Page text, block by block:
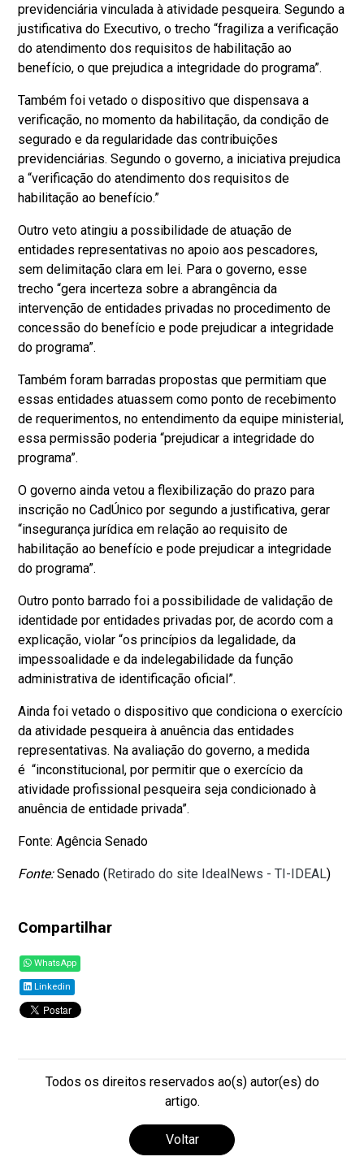
previdenciária vinculada à atividade pesqueira. Segundo a
justificativa do Executivo, o trecho “fragiliza a verificação
do atendimento dos requisitos de habilitação ao
benefício, o que prejudica a integridade do programa”.
Também foi vetado o dispositivo que dispensava a
verificação, no momento da habilitação, da condição de
segurado e da regularidade das contribuições
previdenciárias. Segundo o governo, a iniciativa prejudica
a “verificação do atendimento dos requisitos de
habilitação ao benefício.”
Outro veto atingiu a possibilidade de atuação de
entidades representativas no apoio aos pescadores,
sem delimitação clara em lei. Para o governo, esse
trecho “gera incerteza sobre a abrangência da
intervenção de entidades privadas no procedimento de
concessão do benefício e pode prejudicar a integridade
do programa”.
Também foram barradas propostas que permitiam que
essas entidades atuassem como ponto de recebimento
de requerimentos, no entendimento da equipe ministerial,
essa permissão poderia “prejudicar a integridade do
programa”.
O governo ainda vetou a flexibilização do prazo para
inscrição no CadÚnico por segundo a justificativa, gerar
“insegurança jurídica em relação ao requisito de
habilitação ao benefício e pode prejudicar a integridade
do programa”.
Outro ponto barrado foi a possibilidade de validação de
identidade por entidades privadas por, de acordo com a
explicação, violar “os princípios da legalidade, da
impessoalidade e da indelegabilidade da função
administrativa de identificação oficial”.
Ainda foi vetado o dispositivo que condiciona o exercício
da atividade pesqueira à anuência das entidades
representativas. Na avaliação do governo, a medida
é “inconstitucional, por permitir que o exercício da
atividade profissional pesqueira seja condicionado à
anuência de entidade privada”.
Fonte: Agência Senado
Fonte:Senado (Retirado do site IdealNews - TI-IDEAL)
Compartilhar
WhatsApp
Linkedin
Todos os direitos reservados ao(s) autor(es) do
artigo.
Voltar